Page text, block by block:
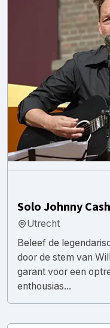
Solo Johnny
Utrecht
Beleef de
door de stem van
garant voor een
enthousias...